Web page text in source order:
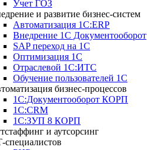
Учет ГОЗ
и развитие бизнес-систем
Автоматизация 1С:ERP
Внедрение 1С Документооборот
SAP переход на 1С
Оптимизация 1С
Отраслевой 1С:ИТС
Обучение пользователей 1С
бизнес-процессов
1С:Документооборот КОРП
1С:CRM
1С:ЗУП 8 КОРП
и аутсорсинг
специалистов